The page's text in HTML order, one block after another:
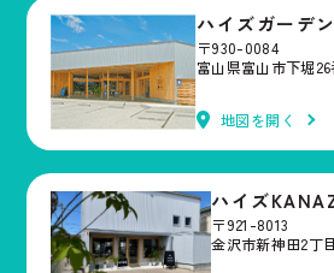
サイト管理会社は、そのサービスの改善・向
ールマガジンなどによる情報提供、お客様に
社の事業運営を改善するために、個人データ
方の宛先情報を除く）を利用します。
当社は、サイト管理会社に対し、個人情報保
ライバシーに配慮した個人情報の取り扱いを
づけております。
4．お客様情報の第三者への開示・提供
当社は、前項3．の利用目的に記載した場合
する場合を除き、お客さま情報を第三者へ開
ハイズガーデ
〒930-0084
富山県富山市下堀26
地図を開く
ハイズ
〒921-8013
金沢市新神田2丁